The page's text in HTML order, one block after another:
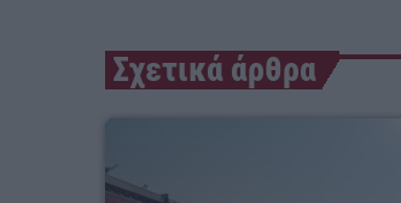
Σχετικά άρθρα